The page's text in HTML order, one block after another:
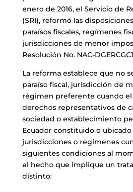
enero de 2016, el Servicio de
(SRI), reformó las
paraísos fiscales, regímenes
jurisdicciones de menor
Resolución No. NAC-
La reforma establece que no
paraíso fiscal, jurisdicción de
régimen preferente cuando
derechos representativos de
sociedad o establecimiento
Ecuador constituido o
jurisdicciones o regímenes
siguientes condiciones al
el hecho que implique un
distinto: